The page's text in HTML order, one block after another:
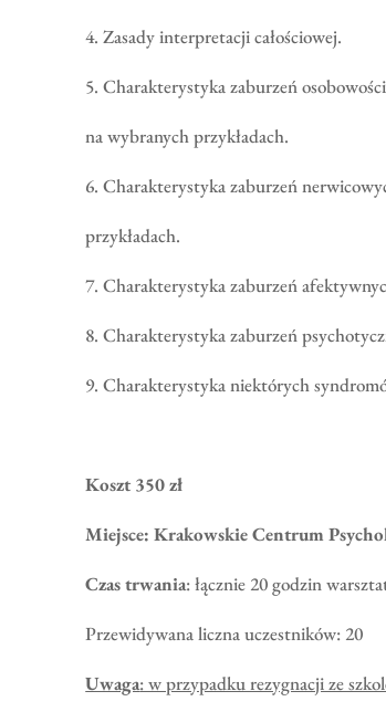
4. Zasady interpretacji całościowej.
5. Charakterystyka zaburzeń
na wybranych przykładach.
6. Charakterystyka zaburzeń
przykładach.
7. Charakterystyka zaburzeń
8. Charakterystyka zaburzeń
9. Charakterystyka niektórych
Koszt 350 zł
Miejsce: Krakowskie Centrum
Czas trwania: łącznie 20 godzin
Przewidywana liczna uczestników: 20
Uwaga: w przypadku rezygnacji ze